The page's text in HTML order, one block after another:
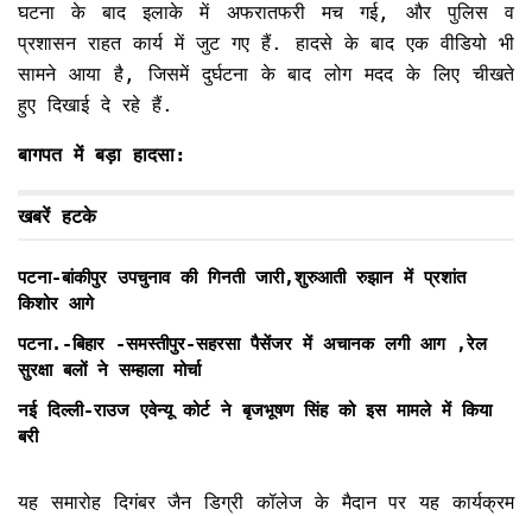
घटना के बाद इलाके में अफरातफरी मच गई, और पुलिस व
प्रशासन राहत कार्य में जुट गए हैं. हादसे के बाद एक वीडियो भी
सामने आया है, जिसमें दुर्घटना के बाद लोग मदद के लिए चीखते
हुए दिखाई दे रहे हैं.
बागपत में बड़ा हादसा:
खबरें हटके
पटना-बांकीपुर उपचुनाव की गिनती जारी,शुरुआती रुझान में प्रशांत
किशोर आगे
पटना.-बिहार -समस्तीपुर-सहरसा पैसेंजर में अचानक लगी आग ,रेल
सुरक्षा बलों ने सम्हाला मोर्चा
नई दिल्ली-राउज एवेन्यू कोर्ट ने बृजभूषण सिंह को इस मामले में किया
बरी
यह समारोह दिगंबर जैन डिग्री कॉलेज के मैदान पर यह कार्यक्रम